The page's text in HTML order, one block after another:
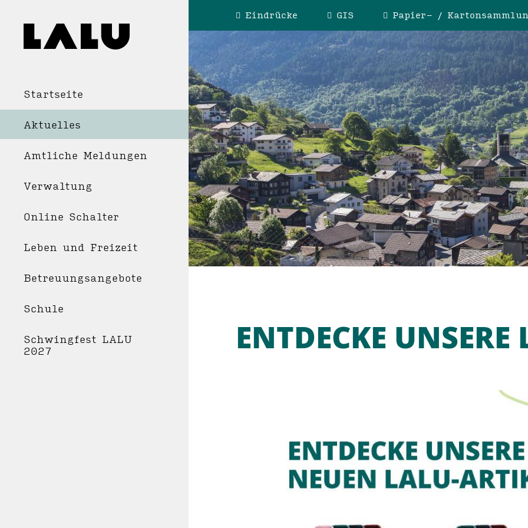
Startseite
Aktuelles
Amtliche Meldungen
Verwaltung
Online Schalter
Leben und Freizeit
Betreuungsangebote
Schule
Schwingfest LALU
2027
Eindrücke GIS Papier- /
ENTDECKE